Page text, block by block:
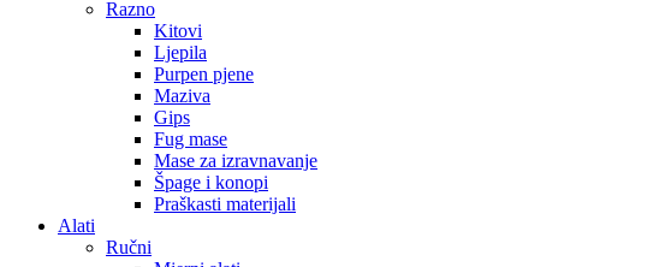
Razno
Kitovi
Ljepila
Purpen pjene
Maziva
Gips
Fug mase
Mase za izravnavanje
Špage i konopi
Praškasti materijali
Alati
Ručni